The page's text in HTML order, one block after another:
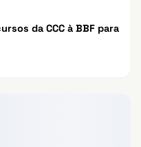
da CCC à BBF para